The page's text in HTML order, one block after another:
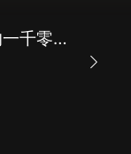
楊湃奇談：懸疑驚悚的一千零一夜